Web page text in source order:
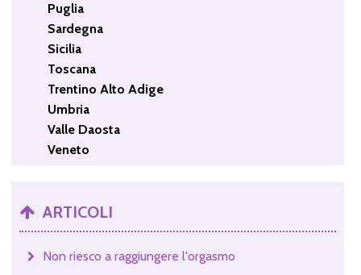
Puglia
Sardegna
Sicilia
Toscana
Trentino Alto Adige
Umbria
Valle Daosta
Veneto
ARTICOLI
Non riesco a raggiungere l'orgasmo